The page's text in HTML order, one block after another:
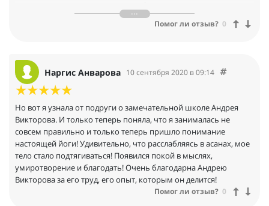
тазобедренный сустав и колено, в итоге, перестало болеть.
Еще я заметила, что у меня лицо подтянулось и возрастной
перекос лица , который у меня был , он практически ушел и
никаких уколов и подтяжек. Плюс, вдовий холмик на шее у
меня ушел полностью, осанка поменялась и после этого ,
видимо, такие преображения.
Мне настолько удобно заниматься в онлайн режиме ,что я
просто не представляю, как я могла бы заниматься иначе! Я
занимаюсь по утрам каждый день , кроме субботы. Я всем
Помог ли отзыв? 0
Наргис Анварова 10 сентября 2020 в 09:14
Но вот я узнала от подруги о замечательной школе Андрея
Викторова. И только теперь поняла, что я занималась не
совсем правильно и только теперь пришло понимание
настоящей йоги! Удивительно, что расслабляясь в асанах, мое
тело стало подтягиваться! Появился покой в мыслях,
умиротворение и благодать! Очень благодарна Андрею
Викторова за его труд, его опыт, которым он делится!
Помог ли отзыв? 0